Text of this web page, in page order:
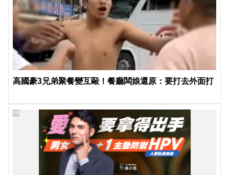
高國豪3兄弟聚餐變互毆！餐廳闆娘還原：要打去外面打
PR